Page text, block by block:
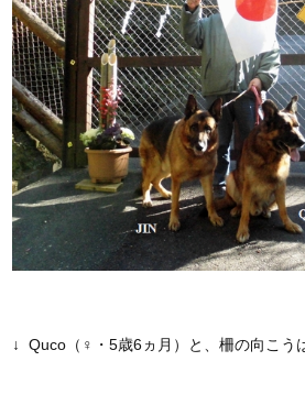
↓ Quco（♀・5歳6ヵ月）と、柵の向こう